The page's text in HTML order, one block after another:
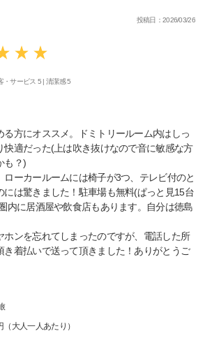
投稿日：2026/03/26
・サービス 5 |清潔感 5
方にオススメ。ドミトリールーム内はしっ
快適だった(上は吹き抜けなので音に敏感な方
も？)
ーカールームには椅子が3つ、テレビ付のと
には驚きました！駐車場も無料(ぱっと見15台
内に居酒屋や飲食店もあります。自分は徳島
ホンを忘れてしまったのですが、電話した所
き着払いで送って頂きました！ありがとうご
（大人一人あたり）